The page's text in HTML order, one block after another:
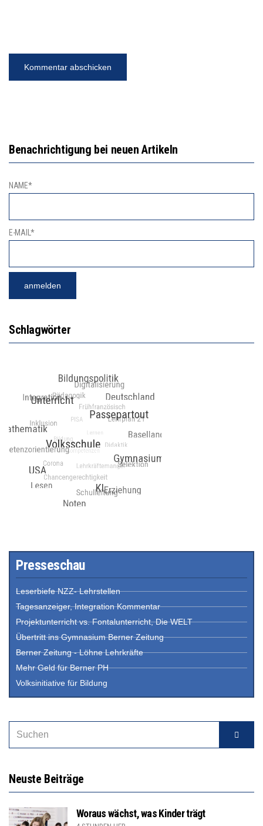
Benachrichtigung bei neuen Artikeln
NAME*
E-MAIL*
Schlagwörter
Presseschau
Leserbiefe NZZ- Lehrstellen
Tagesanzeiger, Integration Kommentar
Projektunterricht vs. Fontalunterricht, Die WELT
Übertritt ins Gymnasium Berner Zeitung
Berner Zeitung - Löhne Lehrkräfte
Mehr Geld für Berner PH
Volksinitiative für Bildung
Neuste Beiträge
Woraus wächst, was Kinder trägt